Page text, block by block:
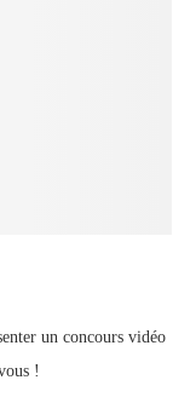
un concours vidéo
!